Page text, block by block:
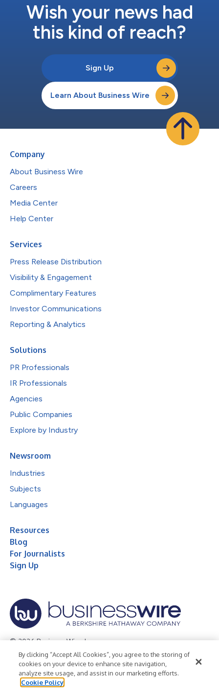
Wish your news had
this kind of reach?
Sign Up
Learn About Business Wire
Company
About Business Wire
Careers
Media Center
Help Center
Services
Press Release Distribution
Visibility & Engagement
Complimentary Features
Investor Communications
Reporting & Analytics
Solutions
PR Professionals
IR Professionals
Agencies
Public Companies
Explore by Industry
Newsroom
Industries
Subjects
Languages
Resources
Blog
For Journalists
Sign Up
© 2026 Business Wire, Inc.
Privacy Policy Cookie Policy
Accessibility Statement
Terms of Use
Legal
By clicking “Accept All Cookies”, you agree to the storing of
cookies on your device to enhance site navigation,
analyze site usage, and assist in our marketing efforts.
Cookie Policy